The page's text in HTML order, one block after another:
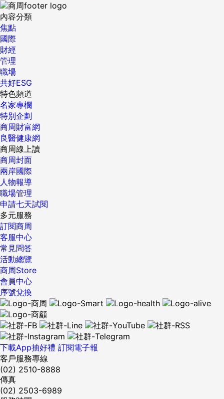
內容分類
焦點
國際
財經
管理
職場
共好ESG
特色頻道
名家專欄
特別企劃
商周財富網
良醫健康網
商周線上讀
商周封面
兩岸國際
人物報導
職場管理
申請七天試閱
多元服務
訂閱商周
客服中心
常見問答
活動總覽
商周Store
會員中心
序號兌換
下載App抽好禮 訂閱電子報
客戶服務專線
(02) 2510-8888
傳真
(02) 2503-6989